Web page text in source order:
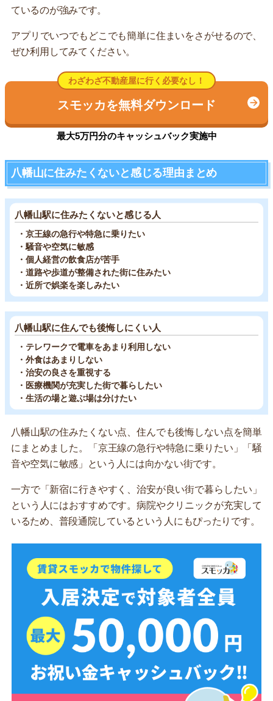
ているのが強みです。
アプリでいつでもどこでも簡単に住まいをさがせるので、
ぜひ利用してみてください。
わざわざ不動産屋に行く必要なし！
スモッカを無料ダウンロード
最大5万円分のキャッシュバック実施中
八幡山に住みたくないと感じる理由まとめ
八幡山駅に住みたくないと感じる人
・京王線の急行や特急に乗りたい
・騒音や空気に敏感
・個人経営の飲食店が苦手
・道路や歩道が整備された街に住みたい
・近所で娯楽を楽しみたい
八幡山駅に住んでも後悔しにくい人
・テレワークで電車をあまり利用しない
・外食はあまりしない
・治安の良さを重視する
・医療機関が充実した街で暮らしたい
・生活の場と遊ぶ場は分けたい
八幡山駅の住みたくない点、住んでも後悔しない点を簡単
にまとめました。「京王線の急行や特急に乗りたい」「騒
音や空気に敏感」という人には向かない街です。
一方で「新宿に行きやすく、治安が良い街で暮らしたい」
という人にはおすすめです。病院やクリニックが充実して
いるため、普段通院しているという人にもぴったりです。